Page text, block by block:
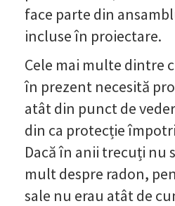
face parte din
incluse în proiectare.
Cele mai multe dintre
în prezent necesită
atât din punct de
din ca protecție
Dacă în anii trecuți nu
mult despre radon,
sale nu erau atât de